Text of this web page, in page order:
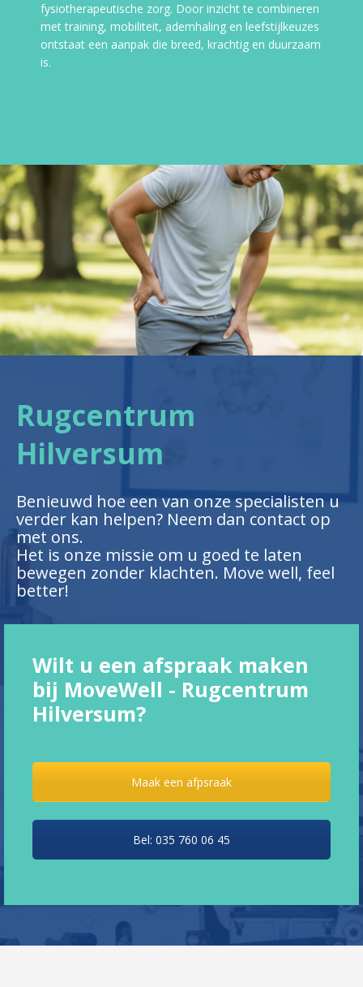
fysiotherapeutische zorg. Door inzicht te combineren
met training, mobiliteit, ademhaling en leefstijlkeuzes
ontstaat een aanpak die breed, krachtig en duurzaam
is.
Rugcentrum
Hilversum
Benieuwd hoe een van onze specialisten u
verder kan helpen? Neem dan contact op
met ons.
Het is onze missie om u goed te laten
bewegen zonder klachten. Move well, feel
better!
Wilt u een afspraak maken
bij MoveWell - Rugcentrum
Hilversum?
Maak een afpsraak
Bel: 035 760 06 45